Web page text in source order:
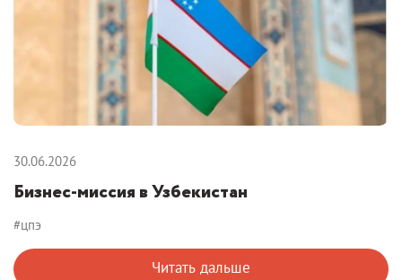
30.06.2026
Бизнес-миссия в Узбекистан
#цпэ
Читать дальше